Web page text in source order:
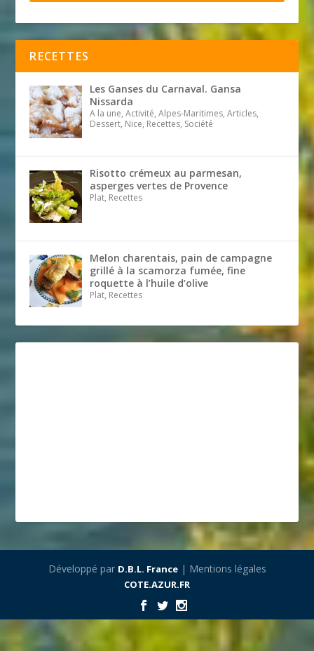
RECETTES
Les Ganses du Carnaval. Gansa
Nissarda
A la une, Activité, Alpes-Maritimes, Articles,
Dessert, Nice, Recettes, Société
Risotto crémeux au parmesan,
asperges vertes de Provence
Plat, Recettes
Melon charentais, pain de campagne
grillé à la scamorza fumée, fine
roquette à l’huile d’olive
Plat, Recettes
Développé par D.B.L. France| Mentions légales
COTE.AZUR.FR